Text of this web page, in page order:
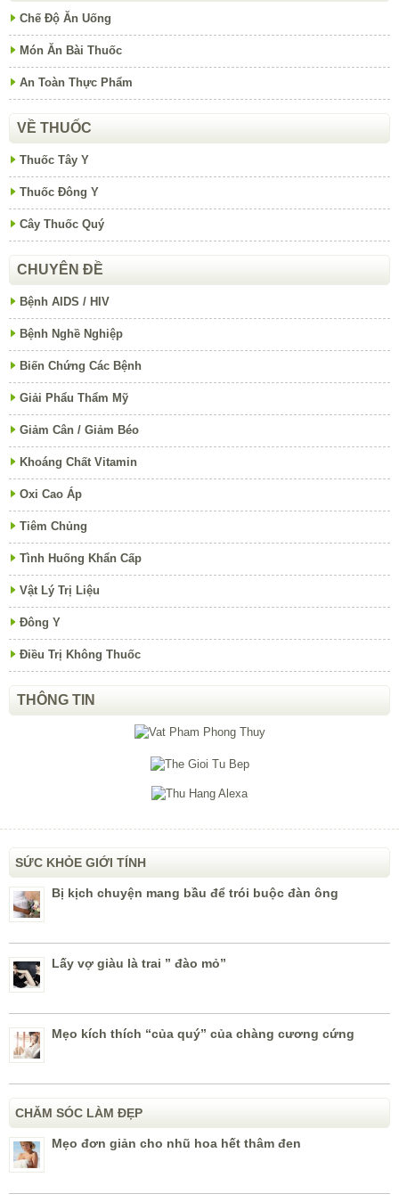
Chế Độ Ăn Uống
Món Ăn Bài Thuốc
An Toàn Thực Phẩm
VỀ THUỐC
Thuốc Tây Y
Thuốc Đông Y
Cây Thuốc Quý
CHUYÊN ĐỀ
Bệnh AIDS / HIV
Bệnh Nghề Nghiệp
Biến Chứng Các Bệnh
Giải Phẩu Thẩm Mỹ
Giảm Cân / Giảm Béo
Khoáng Chất Vitamin
Oxi Cao Áp
Tiêm Chủng
Tình Huống Khẩn Cấp
Vật Lý Trị Liệu
Đông Y
Điều Trị Không Thuốc
THÔNG TIN
SỨC KHỎE GIỚI TÍNH
Bị kịch chuyện mang bầu để trói buộc đàn ông
Lấy vợ giàu là trai ” đào mỏ”
Mẹo kích thích “của quý” của chàng cương cứng
CHĂM SÓC LÀM ĐẸP
Mẹo đơn giản cho nhũ hoa hết thâm đen